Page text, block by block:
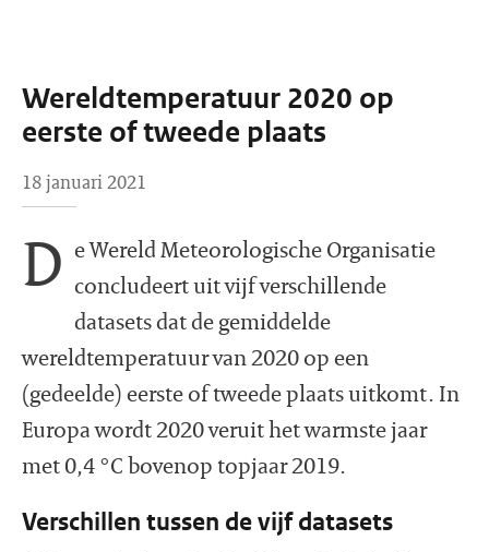
Wereldtemperatuur 2020 op
eerste of tweede plaats
18 januari 2021
D e Wereld Meteorologische Organisatie
concludeert uit vijf verschillende
datasets dat de gemiddelde
wereldtemperatuur van 2020 op een
(gedeelde) eerste of tweede plaats uitkomt. In
Europa wordt 2020 veruit het warmste jaar
met 0,4 °C bovenop topjaar 2019.
Verschillen tussen de vijf datasets